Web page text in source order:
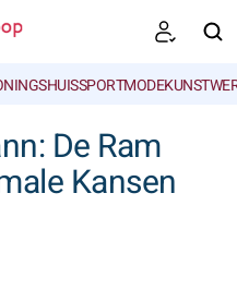
SPORTMODE
De Ram
Kansen